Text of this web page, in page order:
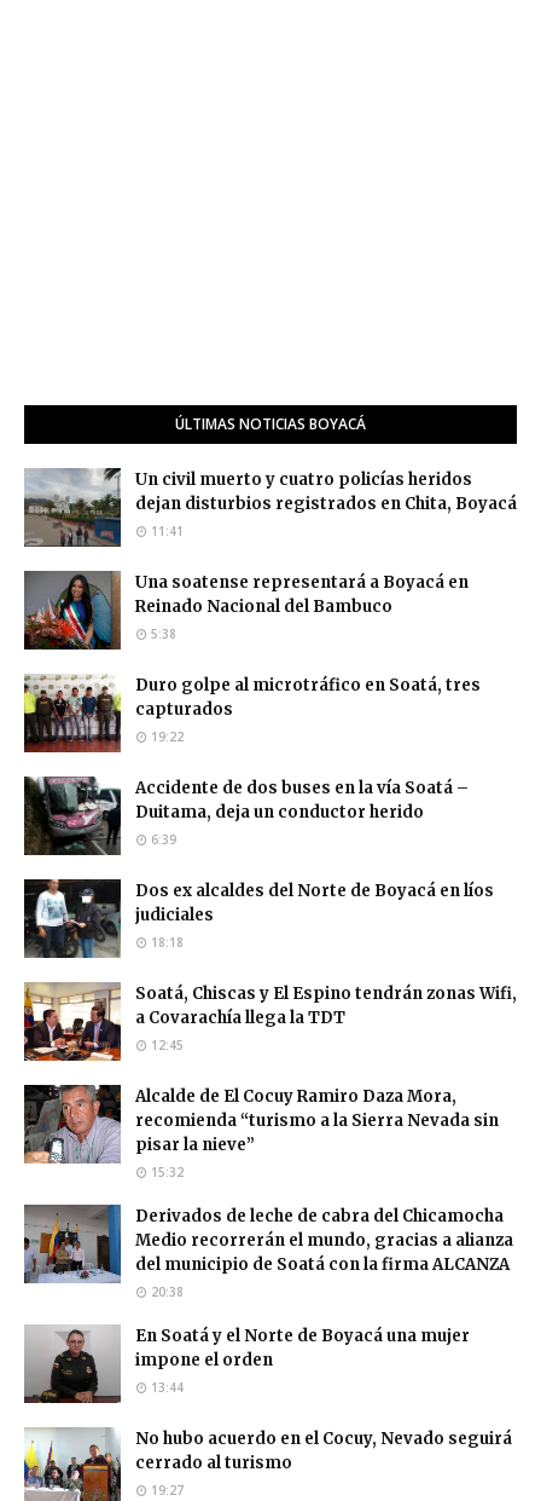
ÚLTIMAS NOTICIAS BOYACÁ
Un civil muerto y cuatro policías heridos
dejan disturbios registrados en Chita, Boyacá
11:41
Una soatense representará a Boyacá en
Reinado Nacional del Bambuco
5:38
Duro golpe al microtráfico en Soatá, tres
capturados
19:22
Accidente de dos buses en la vía Soatá –
Duitama, deja un conductor herido
6:39
Dos ex alcaldes del Norte de Boyacá en líos
judiciales
18:18
Soatá, Chiscas y El Espino tendrán zonas Wifi,
a Covarachía llega la TDT
12:45
Alcalde de El Cocuy Ramiro Daza Mora,
recomienda “turismo a la Sierra Nevada sin
pisar la nieve”
15:32
Derivados de leche de cabra del Chicamocha
Medio recorrerán el mundo, gracias a alianza
del municipio de Soatá con la firma ALCANZA
20:38
En Soatá y el Norte de Boyacá una mujer
impone el orden
13:44
No hubo acuerdo en el Cocuy, Nevado seguirá
cerrado al turismo
19:27